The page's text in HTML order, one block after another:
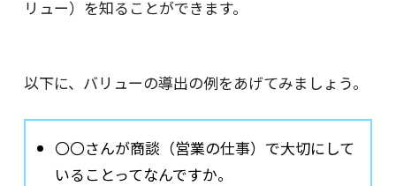
リュー）を知ることができます。
以下に、バリューの導出の例をあげてみましょう。
〇〇さんが商談（営業の仕事）で大切にして
いることってなんですか。